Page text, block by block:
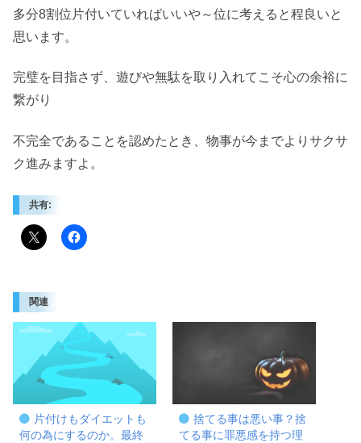
多分8割位片付いていればいいや～位に考えると程良いと
思います。
完璧を目指さず、遊びや無駄を取り入れてこそ心の余裕に
繋がり
不完全であることを認めたとき、物事が今までよりサクサ
ク進みますよ。
共有:
関連
片付けもダイエットも
何の為にするのか。最終
捨てる事は悪い事？捨
てる事に罪悪感を持つ理